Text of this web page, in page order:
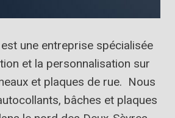
est une entreprise spécialisée
et la personnalisation sur
et plaques de rue. Nous
bâches et plaques